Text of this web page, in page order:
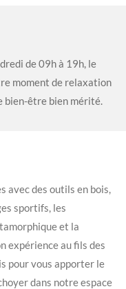
de 09h à 19h, le
moment de relaxation
bien-être bien mérité.
avec des outils en bois,
sportifs, les
et la
expérience au fils des
pour vous apporter le
dans notre espace